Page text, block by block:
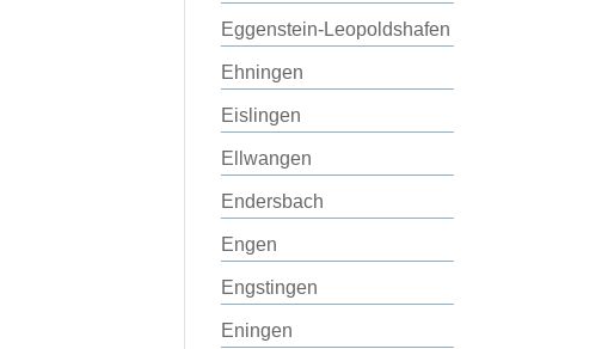
Eggenstein-Leopoldshafen
Ehningen
Eislingen
Ellwangen
Endersbach
Engen
Engstingen
Eningen